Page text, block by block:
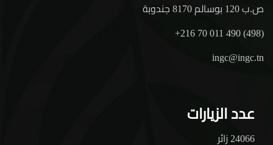
ص.ب 120 بوسالم 8170 جندوبة
+216 70 011 490 (498)
ingc@ingc.tn
عدد الزيارات
24066 زائر